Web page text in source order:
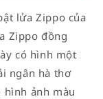
lửa Zippo của
Zippo đồng
có hình một
ngân hà thơ
ảnh màu